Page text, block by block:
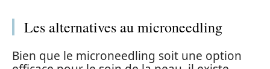
Les alternatives au microneedling
Bien que le microneedling soit une option